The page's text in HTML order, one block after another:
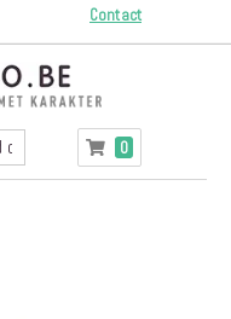
Contact
Winkelwagen
0producten